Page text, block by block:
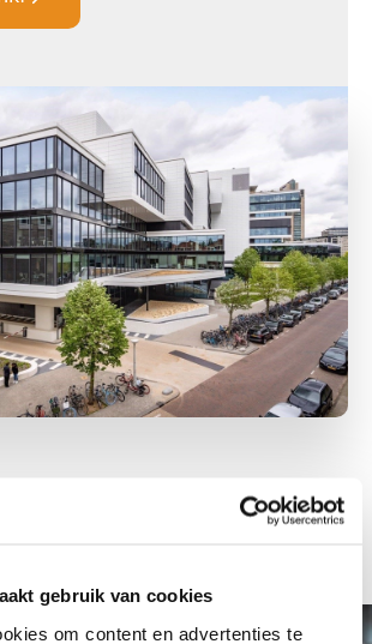
gebruik van cookies
om content en advertenties te